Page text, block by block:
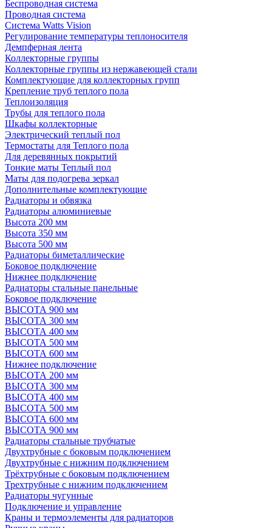
Беспроводная система
Проводная система
Система Watts Vision
Регулирование температуры теплоносителя
Демпферная лента
Коллекторные группы
Коллекторные группы из нержавеющей стали
Комплектующие для коллекторных групп
Крепление труб теплого пола
Теплоизоляция
Трубы для теплого пола
Шкафы коллекторные
Электрический теплый пол
Термостаты для Теплого пола
Для деревянных покрытий
Тонкие маты Теплый пол
Маты для подогрева зеркал
Дополнительные комплектующие
Радиаторы и обвязка
Радиаторы алюминиевые
Высота 200 мм
Высота 350 мм
Высота 500 мм
Радиаторы биметаллические
Боковое подключение
Нижнее подключение
Радиаторы стальные панельные
Боковое подключение
ВЫСОТА 900 мм
ВЫСОТА 300 мм
ВЫСОТА 400 мм
ВЫСОТА 500 мм
ВЫСОТА 600 мм
Нижнее подключение
ВЫСОТА 200 мм
ВЫСОТА 300 мм
ВЫСОТА 400 мм
ВЫСОТА 500 мм
ВЫСОТА 600 мм
ВЫСОТА 900 мм
Радиаторы стальные трубчатые
Двухтрубные с боковым подключением
Двухтрубные с нижним подключением
Трёхтрубные с боковым подключением
Трехтрубные с нижним подключением
Радиаторы чугунные
Подключение и управление
Краны и термоэлементы для радиаторов